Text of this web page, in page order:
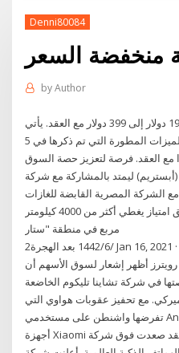
Denni80084
السعر
byAuthor
يتراوح السعر من 199 دولار إلى 399 دولار مع العقد. يأتي iPhone 5c
بخمسة ألوان ويفتقر إلى الميزات المطورة التي تم ذكرها في 5s ، ولكن
بين 99 و 199 دولارًا مع العقد. فرصة لتعزيز حصة السوق
ليمتد بالمشاركة مع شركة
مع الشركة المصرية القابضة للغازات
الطبيعية (ايجاس)، للحصول على حق امتياز يغطي أكثر من 4000 كيلومتر
مربع في منطقة "ستار
2‏‏/6‏‏/1442 بعد الهجرة Jan 16, 2021 · بلاك روك يبيع حصة بـ 200 مليون
أظهر إشعار لسوق الأسهم أن
في شركة تشاينا تليكوم الخاضعة
مع تحفيز عقوبات هواوي التي
تفرضها واشنطن على مستخدمي Android حول العالم على اللجوء إلى
أجهزة Xiaomi منخفضة التكلفة، فقد صعدت فوق شركة Apple لتحتل